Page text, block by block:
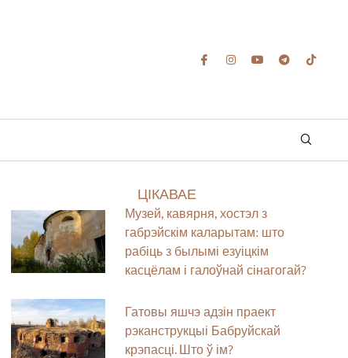
ЦІКАВАЕ
Музей, кавярня, хостэл з
габрэйскім каларытам: што
рабіць з былымі езуіцкім
касцёлам і галоўнай сінагогай?
Гатовы яшчэ адзін праект
рэканструкцыі Бабруйскай
крэпасці. Што ў ім?